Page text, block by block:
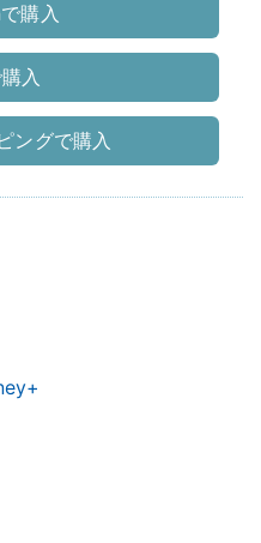
購入
入
ングで購入